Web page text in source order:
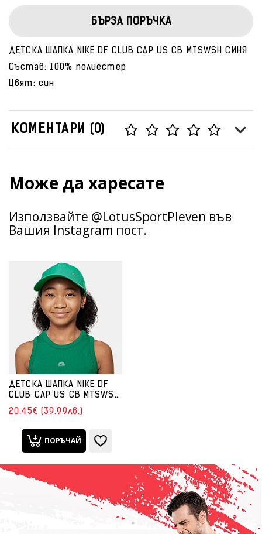
БЪРЗА ПОРЪЧКА
ДЕТСКА ШАПКА NIKE DF CLUB CAP US CB MTSWSH СИНЯ
Състав: 100% полиестер
Цвят: син
КОМЕНТАРИ (0)
Може да харесате
Използвайте @LotusSportPleven във
Вашия Instagram пост.
ДЕТСКА ШАПКА NIKE DF
CLUB CAP US CB MTSWSH
ЗЕЛЕНА
20.45€ (39.99лв.)
ПОРЪЧАЙ